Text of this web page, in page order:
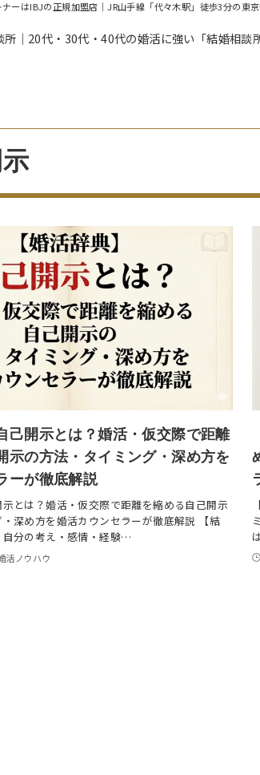
ーはIBJの正規加盟店｜JR山手線「代々木駅」徒歩3分の東
｜20代・30代・40代の婚活に強い「結婚相談
己開示とは？婚活・仮交際で距離
示の方法・タイミング・深め方を
ーが徹底解説
示とは？婚活・仮交際で距離を縮める自己開示
深め方を婚活カウンセラーが徹底解説 【結
分の考え・感情・経験…
活ノウハウ